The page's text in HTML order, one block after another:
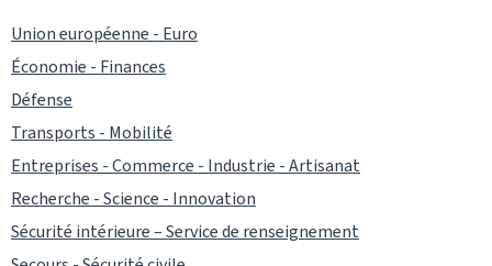
Union européenne - Euro
Économie - Finances
Défense
Transports - Mobilité
Entreprises - Commerce - Industrie - Artisanat
Recherche - Science - Innovation
Sécurité intérieure – Service de renseignement